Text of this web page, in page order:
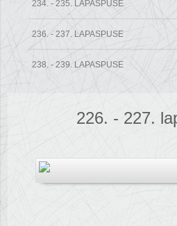
234. - 235. LAPASPUSE
236. - 237. LAPASPUSE
238. - 239. LAPASPUSE
226. - 227.